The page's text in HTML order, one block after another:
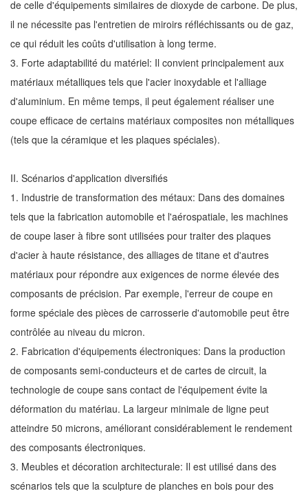
de celle d'équipements similaires de dioxyde de carbone. De plus,
il ne nécessite pas l'entretien de miroirs réfléchissants ou de gaz,
ce qui réduit les coûts d'utilisation à long terme.
3. Forte adaptabilité du matériel: Il convient principalement aux
matériaux métalliques tels que l'acier inoxydable et l'alliage
d'aluminium. En même temps, il peut également réaliser une
coupe efficace de certains matériaux composites non métalliques
(tels que la céramique et les plaques spéciales).
II. Scénarios d'application diversifiés
1. Industrie de transformation des métaux: Dans des domaines
tels que la fabrication automobile et l'aérospatiale, les machines
de coupe laser à fibre sont utilisées pour traiter des plaques
d'acier à haute résistance, des alliages de titane et d'autres
matériaux pour répondre aux exigences de norme élevée des
composants de précision. Par exemple, l'erreur de coupe en
forme spéciale des pièces de carrosserie d'automobile peut être
contrôlée au niveau du micron.
2. Fabrication d'équipements électroniques: Dans la production
de composants semi-conducteurs et de cartes de circuit, la
technologie de coupe sans contact de l'équipement évite la
déformation du matériau. La largeur minimale de ligne peut
atteindre 50 microns, améliorant considérablement le rendement
des composants électroniques.
3. Meubles et décoration architecturale: Il est utilisé dans des
scénarios tels que la sculpture de planches en bois pour des